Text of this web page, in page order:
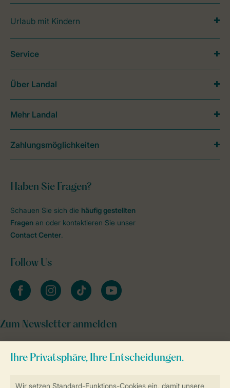
Urlaub mit Kindern
Haben Sie Fragen?
Schauen Sie sich die häufig gestellten
Fragen an oder kontaktieren Sie unser
Contact Center.
Follow Us
facebookinstagramtiktok youtube
Zum Newsletter anmelden
Service
Über Landal
Mehr Landal
Zahlungsmöglichkeiten